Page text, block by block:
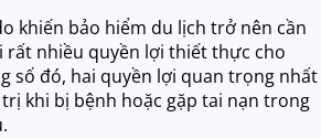
khiến bảo hiểm du lịch trở nên cần
rất nhiều quyền lợi thiết thực cho
số đó, hai quyền lợi quan trọng nhất
khi bị bệnh hoặc gặp tai nạn trong